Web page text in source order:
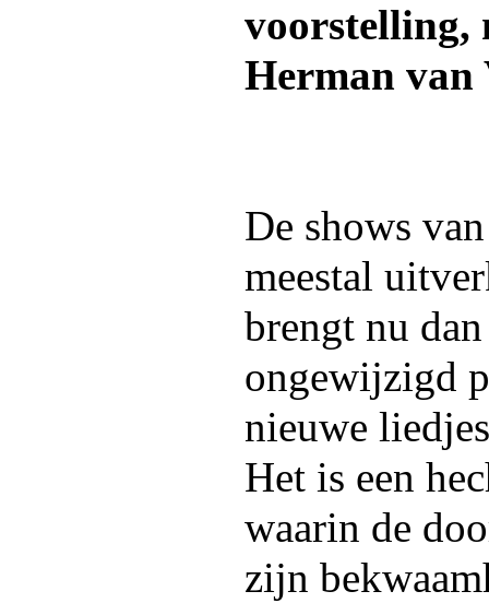
voorstelling,
Herman van
De shows
meestal
brengt nu
ongewijzigd
nieuwe
Het is een
waarin de
zijn